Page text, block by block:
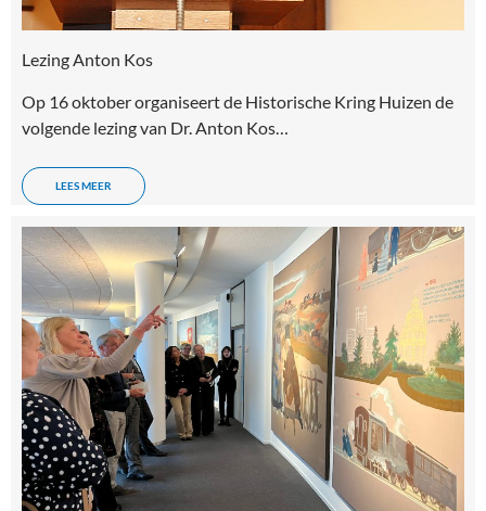
Lezing Anton Kos
Op 16 oktober organiseert de Historische Kring Huizen de
volgende lezing van Dr. Anton Kos…
LEES MEER